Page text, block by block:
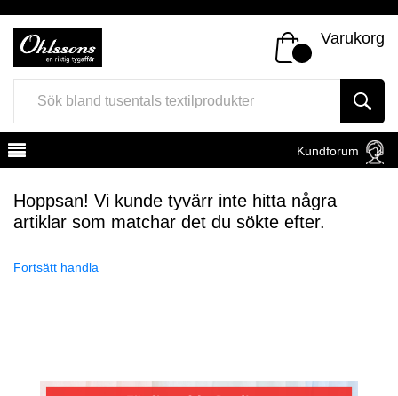
Varukorg
Kundforum
Hoppsan! Vi kunde tyvärr inte hitta några
artiklar som matchar det du sökte efter.
Fortsätt handla